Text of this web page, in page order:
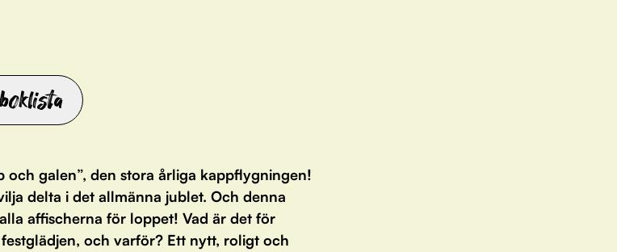
och galen”, den stora årliga kappflygningen!
delta i det allmänna jublet. Och denna
affischerna för loppet! Vad är det för
och varför? Ett nytt, roligt och